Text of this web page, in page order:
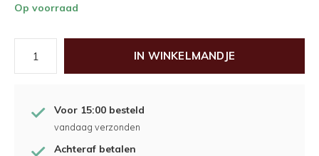
Op voorraad
IN WINKELMANDJE
Voor 15:00 besteld
vandaag verzonden
Achteraf betalen